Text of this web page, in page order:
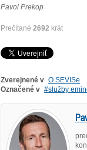
Pavol Prekop
Prečítané 2692 krát
Zverejnené v O SEVISe
Označené v
služby